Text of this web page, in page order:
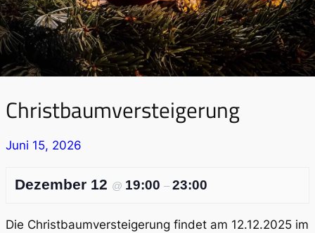
Christbaumversteigerung
Juni 15, 2026
Dezember 12 @ 19:00 – 23:00
Die Christbaumversteigerung findet am 12.12.2025 im